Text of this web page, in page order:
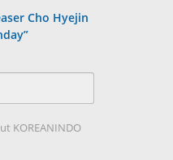
Cho Hyejin
KOREANINDO